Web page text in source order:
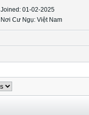
Joined: 01-02-2025
Nơi Cư Ngụ: Việt Nam